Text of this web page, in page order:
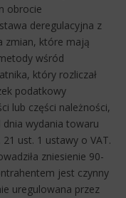
obrocie
deregulacyjna z
zmian, które mają
wśród
który rozliczał
podatkowy
lub części należności,
dnia wydania towaru
21 ust. 1 ustawy o VAT.
zniesienie 90-
jest czynny
uregulowana przez